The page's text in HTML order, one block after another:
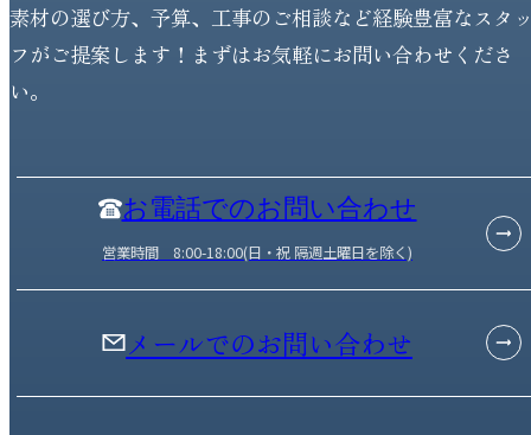
素材の選び方、予算、工事のご相談など経験豊富なスタ
フがご提案します！まずはお気軽にお問い合わせくださ
い。
お電話でのお問い合わせ
営業時間 8:00-18:00(日・祝 隔週土曜日を除く)
メールでのお問い合わせ